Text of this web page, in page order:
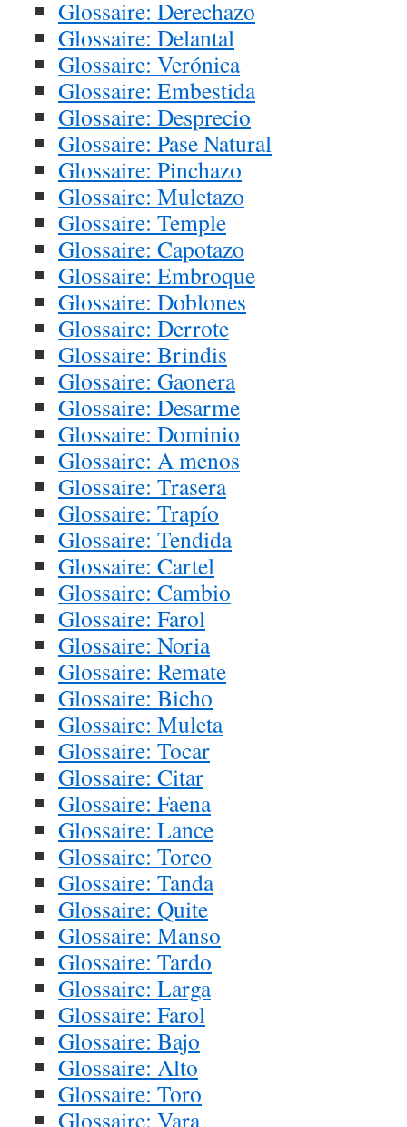
Glossaire: Derechazo
Glossaire: Delantal
Glossaire: Verónica
Glossaire: Embestida
Glossaire: Desprecio
Glossaire: Pase Natural
Glossaire: Pinchazo
Glossaire: Muletazo
Glossaire: Temple
Glossaire: Capotazo
Glossaire: Embroque
Glossaire: Doblones
Glossaire: Derrote
Glossaire: Brindis
Glossaire: Gaonera
Glossaire: Desarme
Glossaire: Dominio
Glossaire: A menos
Glossaire: Trasera
Glossaire: Trapío
Glossaire: Tendida
Glossaire: Cartel
Glossaire: Cambio
Glossaire: Farol
Glossaire: Noria
Glossaire: Remate
Glossaire: Bicho
Glossaire: Muleta
Glossaire: Tocar
Glossaire: Citar
Glossaire: Faena
Glossaire: Lance
Glossaire: Toreo
Glossaire: Tanda
Glossaire: Quite
Glossaire: Manso
Glossaire: Tardo
Glossaire: Larga
Glossaire: Farol
Glossaire: Bajo
Glossaire: Alto
Glossaire: Toro
Glossaire: Vara